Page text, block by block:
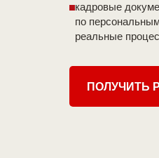
кадровые
по
реальные
ПОЛУЧИТЬ